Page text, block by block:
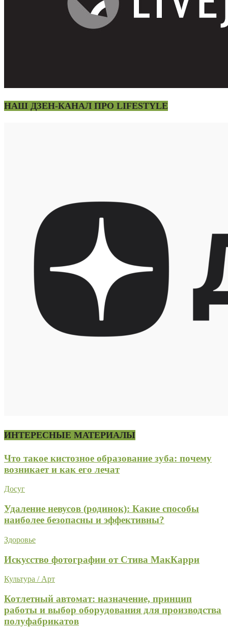
НАШ ДЗЕН-КАНАЛ ПРО LIFESTYLE
ИНТЕРЕСНЫЕ МАТЕРИАЛЫ
Что такое кистозное образование зуба: почему
возникает и как его лечат
Досуг
Удаление невусов (родинок): Какие способы
наиболее безопасны и эффективны?
Здоровье
Искусство фотографии от Стива МакКарри
Культура / Арт
Котлетный автомат: назначение, принцип
работы и выбор оборудования для производства
полуфабрикатов